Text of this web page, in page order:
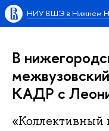
НИУ ВШЭ в Нижнем
В
КАДР с
«Коллективный